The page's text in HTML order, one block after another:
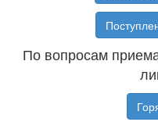
По вопросам